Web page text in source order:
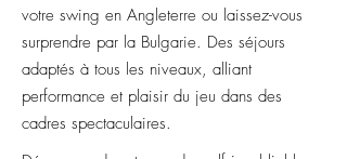
votre swing en Angleterre ou laissez-vous
surprendre par la Bulgarie. Des séjours
adaptés à tous les niveaux, alliant
performance et plaisir du jeu dans des
cadres spectaculaires.